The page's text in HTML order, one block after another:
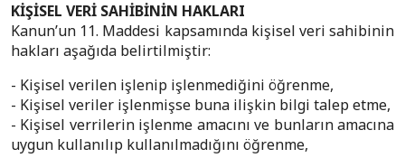
KİŞİSEL VERİ SAHİBİNİN HAKLARI
Kanun’un 11. Maddesi kapsamında kişisel veri sahibinin
hakları aşağıda belirtilmiştir:
- Kişisel verilen işlenip işlenmediğini öğrenme,
- Kişisel veriler işlenmişse buna ilişkin bilgi talep etme,
- Kişisel verrilerin işlenme amacını ve bunların amacına
uygun kullanılıp kullanılmadığını öğrenme,